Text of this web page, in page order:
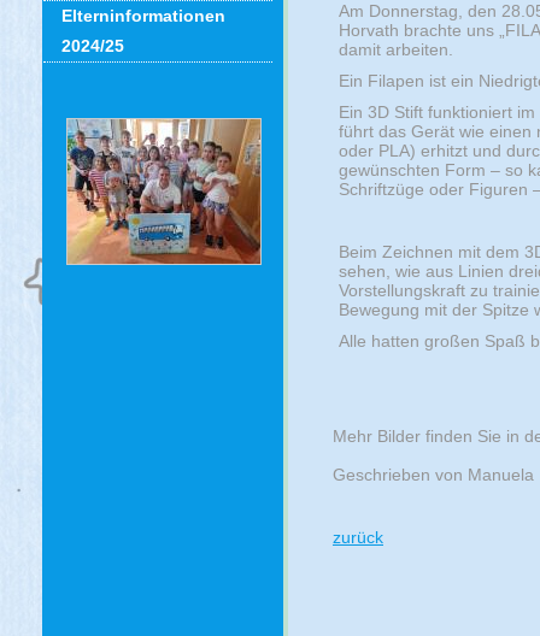
Elterninformationen
2024/25
Am Donnerstag, den
Horvath brachte uns
damit arbeiten.
Ein Filapen ist ein
Ein 3D Stift funktioniert
führt das Gerät wie einen
oder PLA) erhitzt und
gewünschten Form – so
Schriftzüge oder Figuren
Beim Zeichnen mit dem
sehen, wie aus Linien
Vorstellungskraft zu
Bewegung mit der Spitze
Alle hatten großen Spaß
Mehr Bilder finden Sie in
Geschrieben von Manuela
zurück